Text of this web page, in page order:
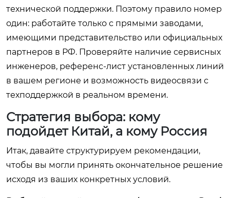
технической поддержки. Поэтому правило номер
один: работайте только с прямыми заводами,
имеющими представительство или официальных
партнеров в РФ. Проверяйте наличие сервисных
инженеров, референс-лист установленных линий
в вашем регионе и возможность видеосвязи с
техподдержкой в реальном времени.
Стратегия выбора: кому
подойдет Китай, а кому Россия
Итак, давайте структурируем рекомендации,
чтобы вы могли принять окончательное решение
исходя из ваших конкретных условий.